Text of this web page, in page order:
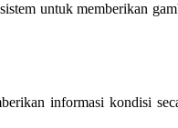
untuk memberikan
informasi kondisi